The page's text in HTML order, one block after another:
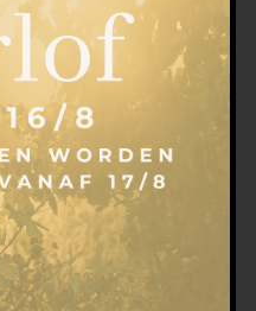
over het apparaat op te
voor deze technologieën stelt
gegevens zoals
te verwerken en om
advertenties te tonen.
intrekt, kan dit invloed
het bovenstaande of om
zullen alleen worden
te allen tijde wijzigen,
door gebruik te maken
of door te klikken op de knop
scherm.